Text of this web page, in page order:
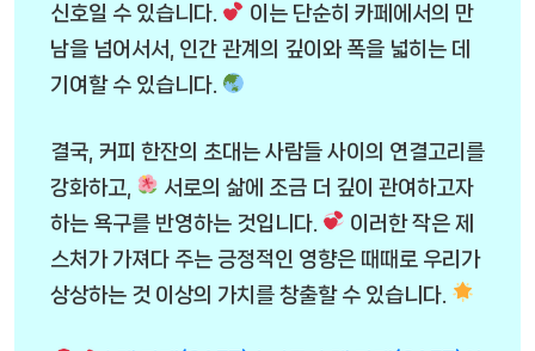
신호일 수 있습니다.
이는 단순히 카페에서의 만
남을 넘어서서, 인간 관계의 깊이와 폭을 넓히는 데
기여할 수 있습니다.
결국, 커피 한잔의 초대는 사람들 사이의 연결고리를
강화하고,
서로의 삶에 조금 더 깊이 관여하고자
하는 욕구를 반영하는 것입니다.
이러한 작은 제
스처가 가져다 주는 긍정적인 영향은 때때로 우리가
상상하는 것 이상의 가치를 창출할 수 있습니다.